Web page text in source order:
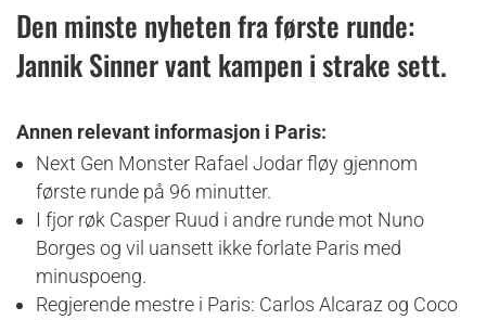
Den minste nyheten fra første runde:
Jannik Sinner vant kampen i strake sett.
Annen relevant informasjon i Paris:
Next Gen Monster Rafael Jodar fløy gjennom
første runde på 96 minutter.
I fjor røk Casper Ruud i andre runde mot Nuno
Borges og vil uansett ikke forlate Paris med
minuspoeng.
Regjerende mestre i Paris: Carlos Alcaraz og Coco